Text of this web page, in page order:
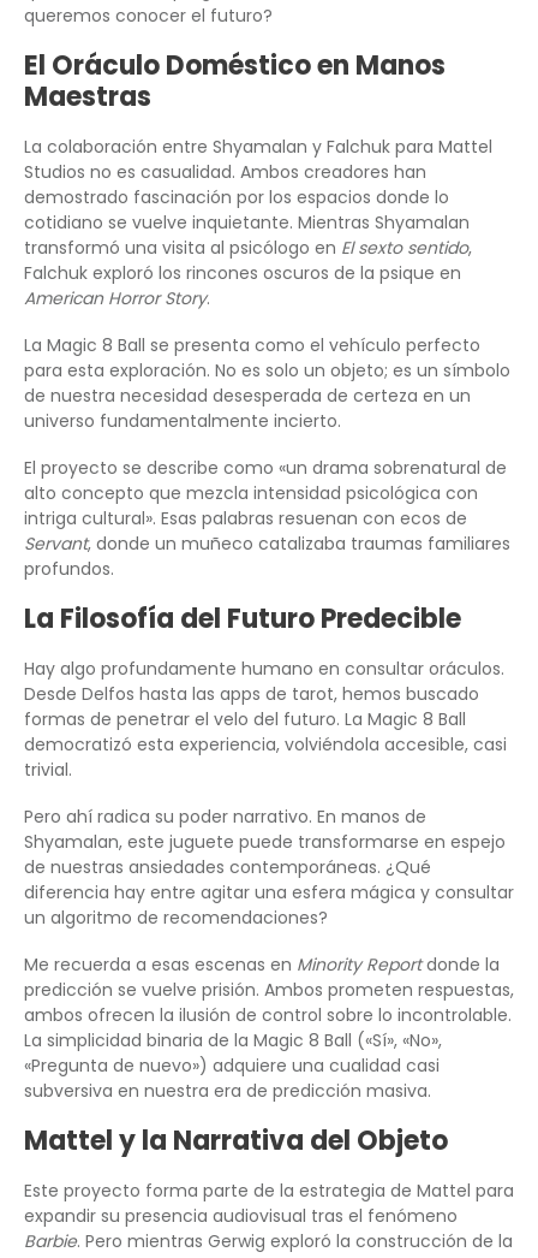
queremos conocer el futuro?
El Oráculo Doméstico en Manos
Maestras
La colaboración entre Shyamalan y Falchuk para Mattel
Studios no es casualidad. Ambos creadores han
demostrado fascinación por los espacios donde lo
cotidiano se vuelve inquietante. Mientras Shyamalan
transformó una visita al psicólogo en El sexto sentido,
Falchuk exploró los rincones oscuros de la psique en
American Horror Story.
La Magic 8 Ball se presenta como el vehículo perfecto
para esta exploración. No es solo un objeto; es un símbolo
de nuestra necesidad desesperada de certeza en un
universo fundamentalmente incierto.
El proyecto se describe como «un drama sobrenatural de
alto concepto que mezcla intensidad psicológica con
intriga cultural». Esas palabras resuenan con ecos de
Servant, donde un muñeco catalizaba traumas familiares
profundos.
La Filosofía del Futuro Predecible
Hay algo profundamente humano en consultar oráculos.
Desde Delfos hasta las apps de tarot, hemos buscado
formas de penetrar el velo del futuro. La Magic 8 Ball
democratizó esta experiencia, volviéndola accesible, casi
trivial.
Pero ahí radica su poder narrativo. En manos de
Shyamalan, este juguete puede transformarse en espejo
de nuestras ansiedades contemporáneas. ¿Qué
diferencia hay entre agitar una esfera mágica y consultar
un algoritmo de recomendaciones?
Me recuerda a esas escenas en Minority Reportdonde la
predicción se vuelve prisión. Ambos prometen respuestas,
ambos ofrecen la ilusión de control sobre lo incontrolable.
La simplicidad binaria de la Magic 8 Ball («Sí», «No»,
«Pregunta de nuevo») adquiere una cualidad casi
subversiva en nuestra era de predicción masiva.
Mattel y la Narrativa del Objeto
Este proyecto forma parte de la estrategia de Mattel para
expandir su presencia audiovisual tras el fenómeno
Barbie. Pero mientras Gerwig exploró la construcción de la